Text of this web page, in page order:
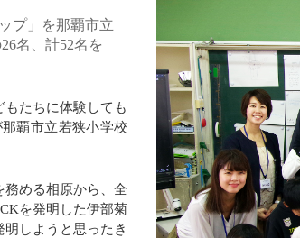
プ」を那覇市立
名、計52名を
たちに体験しても
覇市立若狭小学校
務める相原から、全
を発明した伊部菊
しようと思ったき